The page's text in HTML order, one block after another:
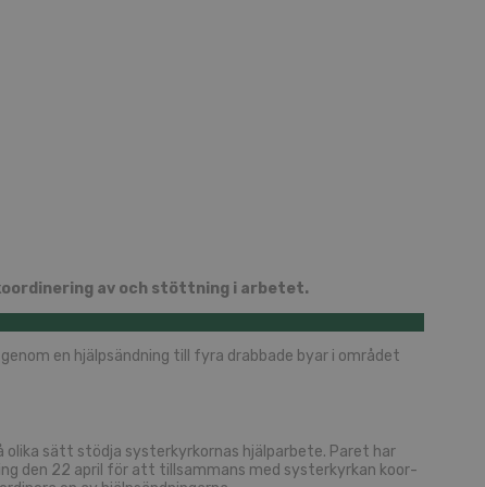
av och stött­ning i ar­be­tet.
en hjälp­sänd­ning till fyra drab­ba­de byar i om­rå­det
olika sätt stöd­ja sys­ter­kyr­kor­nas hjälp­ar­be­te. Paret har
den 22 april för att till­sam­mans med sys­ter­kyr­kan ko­or­